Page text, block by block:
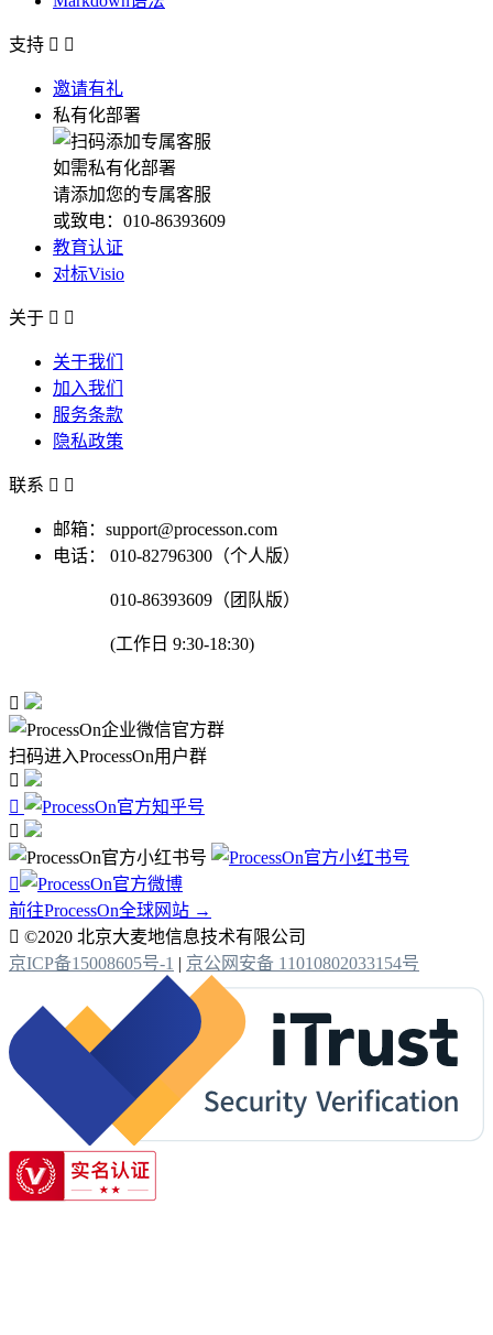
支持  
邀请有礼
私有化部署
如需私有化部署
请添加您的专属客服
或致电：010-86393609
教育认证
对标Visio
关于  
关于我们
加入我们
服务条款
隐私政策
联系  
邮箱：support@processon.com
电话：
010-82796300（个人版）
010-86393609（团队版）
(工作日 9:30-18:30)

扫码进入ProcessOn用户群




前往ProcessOn全球网站 →
 ©2020 北京大麦地信息技术有限公司
京ICP备15008605号-1 | 京公网安备 11010802033154号